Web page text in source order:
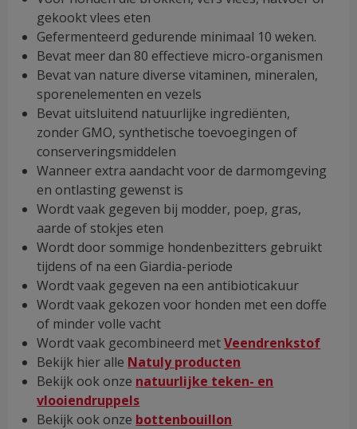
gekookt vlees eten
Gefermenteerd gedurende minimaal 10 weken.
Bevat meer dan 80 effectieve micro-organismen
Bevat van nature diverse vitaminen, mineralen,
sporenelementen en vezels
Bevat uitsluitend natuurlijke ingrediënten,
zonder GMO, synthetische toevoegingen of
conserveringsmiddelen
Wanneer extra aandacht voor de darmomgeving
en ontlasting gewenst is
Wordt vaak gegeven bij modder, poep, gras,
aarde of stokjes eten
Wordt door sommige hondenbezitters gebruikt
tijdens of na een Giardia-periode
Wordt vaak gegeven na een antibioticakuur
Wordt vaak gekozen voor honden met een doffe
of minder volle vacht
Wordt vaak gecombineerd metVeendrenkstof
Bekijk hier alle Natuly producten
Bekijk ook onze natuurlijke teken- en
vlooiendruppels
Bekijk ook onze bottenbouillon